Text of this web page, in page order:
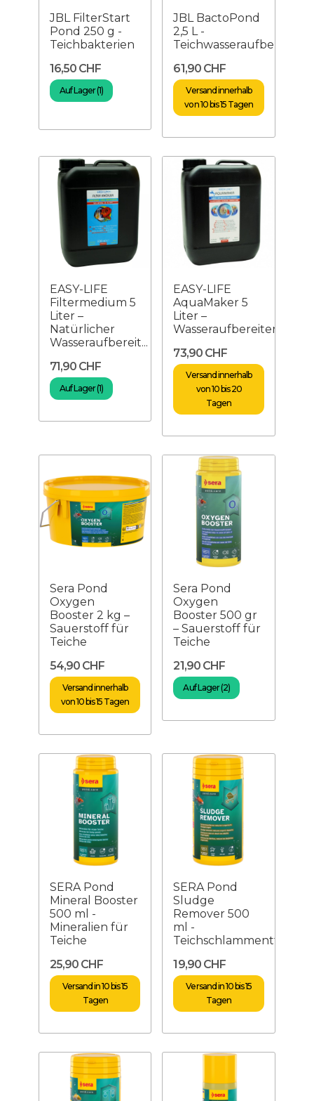
JBL FilterStart
Pond 250 g -
Teichbakterien
16,50 CHF
Auf Lager (1)
JBL BactoPond
2,5 L -
61,90 CHF
Versand innerhalb
von 10 bis 15 Tagen
EASY-LIFE
Filtermedium 5
Liter –
Natürlicher
Wasseraufbereit...
71,90 CHF
Auf Lager (1)
EASY-LIFE
AquaMaker 5
Liter –
Wasseraufbereiter
73,90 CHF
Versand innerhalb
von 10 bis 20
Tagen
Sera Pond
Oxygen
Booster 2 kg –
Sauerstoff für
Teiche
54,90 CHF
Versand innerhalb
von 10 bis 15 Tagen
Sera Pond
Oxygen
Booster 500 gr
– Sauerstoff für
Teiche
21,90 CHF
Auf Lager (2)
SERA Pond
Mineral Booster
500 ml -
Mineralien für
Teiche
25,90 CHF
Versand in 10 bis 15
Tagen
SERA Pond
Sludge
Remover 500
ml -
Teichschlammentferner
19,90 CHF
Versand in 10 bis 15
Tagen